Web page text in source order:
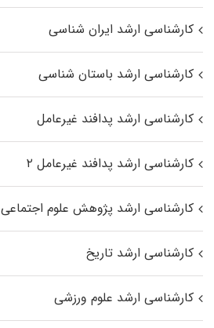
کارشناسی ارشد ایران شناسی
کارشناسی ارشد باستان شناسی
کارشناسی ارشد پدافند غیرعامل
کارشناسی ارشد پدافند غیرعامل ۲
کارشناسی ارشد پژوهش علوم اجتماعی
کارشناسی ارشد تاریخ
کارشناسی ارشد علوم ورزشی